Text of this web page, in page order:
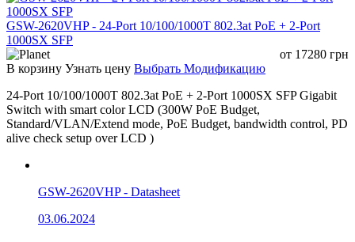
GSW-2620VHP - 24-Port 10/100/1000T 802.3at PoE + 2-Port
1000SX SFP
от 17280 грн
В корзину Узнать цену Выбрать Модификацию
24-Port 10/100/1000T 802.3at PoE + 2-Port 1000SX SFP Gigabit
Switch with smart color LCD (300W PoE Budget,
Standard/VLAN/Extend mode, PoE Budget, bandwidth control, PD
alive check setup over LCD )
GSW-2620VHP - Datasheet
03.06.2024